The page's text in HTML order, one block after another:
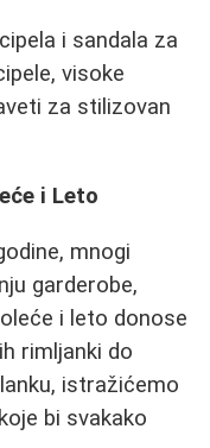
i sandala za
visoke
za stilizovan
i Leto
mnogi
garderobe,
i leto donose
rimljanki do
istražićemo
bi svakako